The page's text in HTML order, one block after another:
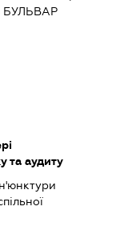
та аудиту